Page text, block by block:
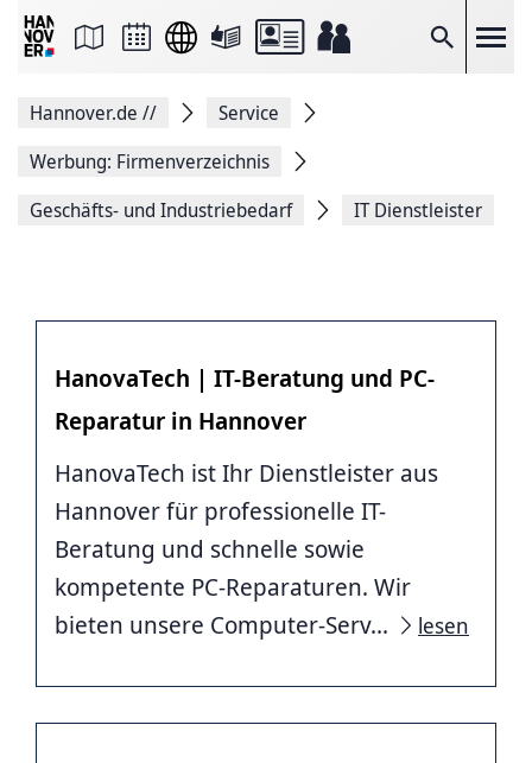
Suche
Seite
Facebook
teilen
Seitenlink
Hannover.de //
Service
Werbung: Firmenverzeichnis
Geschäfts- und Industriebedarf
IT Dienstleister
HanovaTech | IT-Beratung und PC-
Reparatur in Hannover
HanovaTech ist Ihr Dienstleister aus
Hannover für professionelle IT-
Beratung und schnelle sowie
kompetente PC-Reparaturen. Wir
bieten unsere Computer-Serv...
lesen